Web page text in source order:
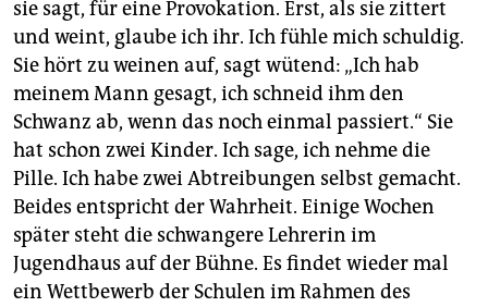
sie sagt, für eine Provokation. Erst, als sie zittert
und weint, glaube ich ihr. Ich fühle mich schuldig.
Sie hört zu weinen auf, sagt wütend: „Ich hab
meinem Mann gesagt, ich schneid ihm den
Schwanz ab, wenn das noch einmal passiert.“ Sie
hat schon zwei Kinder. Ich sage, ich nehme die
Pille. Ich habe zwei Abtreibungen selbst gemacht.
Beides entspricht der Wahrheit. Einige Wochen
später steht die schwangere Lehrerin im
Jugendhaus auf der Bühne. Es findet wieder mal
ein Wettbewerb der Schulen im Rahmen des